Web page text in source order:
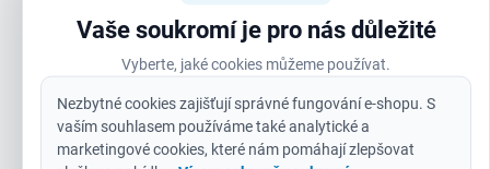
Vaše soukromí je pro nás důležité
Vyberte, jaké cookies můžeme používat.
Nezbytné cookies zajišťují správné fungování e-shopu. S
vaším souhlasem používáme také analytické a
marketingové cookies, které nám pomáhají zlepšovat